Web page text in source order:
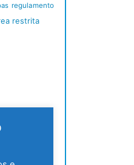
regulamento
restrita